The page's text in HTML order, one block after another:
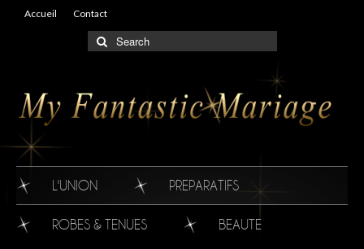
Accueil Contact
L'UNION PREPARATIFS
ROBES & TENUES BEAUTE